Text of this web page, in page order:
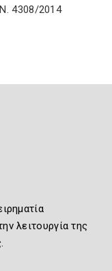
4308/2014
λειτουργία της